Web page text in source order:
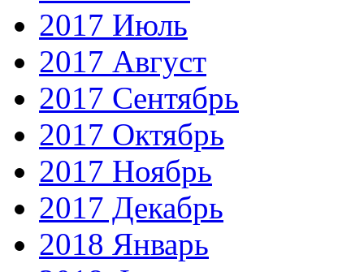
2017 Июль
2017 Август
2017 Сентябрь
2017 Октябрь
2017 Ноябрь
2017 Декабрь
2018 Январь